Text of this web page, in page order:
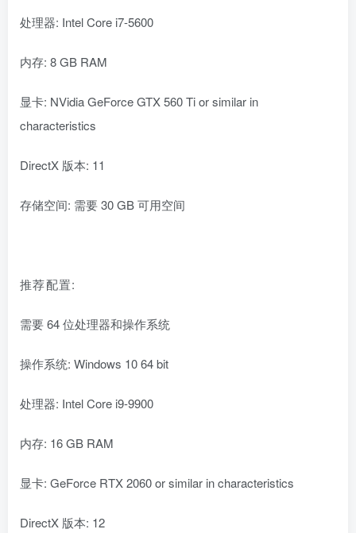
处理器: Intel Core i7-5600
内存: 8 GB RAM
显卡: NVidia GeForce GTX 560 Ti or similar in
characteristics
DirectX 版本: 11
存储空间: 需要 30 GB 可用空间
推荐配置:
需要 64 位处理器和操作系统
操作系统: Windows 10 64 bit
处理器: Intel Core i9-9900
内存: 16 GB RAM
显卡: GeForce RTX 2060 or similar in characteristics
DirectX 版本: 12